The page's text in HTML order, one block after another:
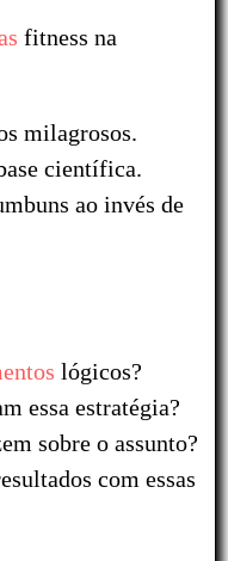
fitness na
milagrosos.
científica.
ao invés de
lógicos?
essa estratégia?
sobre o assunto?
com essas